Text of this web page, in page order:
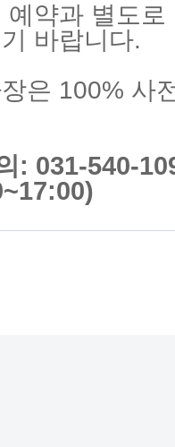
예약과 별도
바랍니다.
은 100% 사
: 031-540-